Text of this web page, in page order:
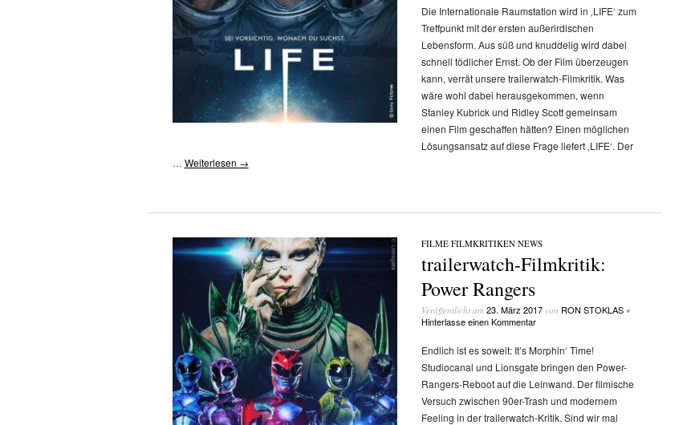
Die Internationale Raumstation wird in ‚LIFE‘ zum
Treffpunkt mit der ersten außerirdischen
Lebensform. Aus süß und knuddelig wird dabei
schnell tödlicher Ernst. Ob der Film überzeugen
kann, verrät unsere trailerwatch-Filmkritik. Was
wäre wohl dabei herausgekommen, wenn
Stanley Kubrick und Ridley Scott gemeinsam
einen Film geschaffen hätten? Einen möglichen
Lösungsansatz auf diese Frage liefert ‚LIFE‘. Der
… Weiterlesen →
FILME/FILMKRITIKEN/NEWS
trailerwatch-Filmkritik:
Power Rangers
Veröffentlicht am 23. März 2017von RON STOKLAS •
Hinterlasse einen Kommentar
Endlich ist es soweit: It’s Morphin‘ Time!
Studiocanal und Lionsgate bringen den Power-
Rangers-Reboot auf die Leinwand. Der filmische
Versuch zwischen 90er-Trash und modernem
Feeling in der trailerwatch-Kritik. Sind wir mal